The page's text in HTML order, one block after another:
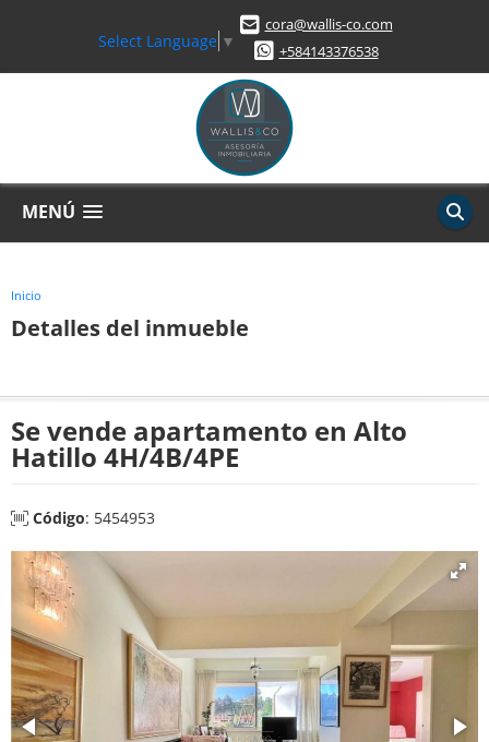
Select Language ▼
cora@wallis-co.com
+584143376538
MENÚ
Inicio
Detalles del inmueble
Se vende apartamento en Alto
Hatillo 4H/4B/4PE
Código: 5454953